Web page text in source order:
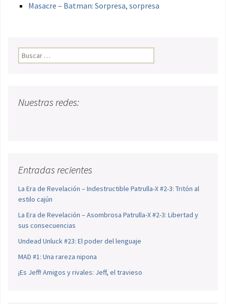
Masacre – Batman: Sorpresa, sorpresa
Buscar:
Nuestras redes:
Entradas recientes
La Era de Revelación – Indestructible Patrulla-X #2-3: Tritón al
estilo cajún
La Era de Revelación – Asombrosa Patrulla-X #2-3: Libertad y
sus consecuencias
Undead Unluck #23: El poder del lenguaje
MAD #1: Una rareza nipona
¡Es Jeff! Amigos y rivales: Jeff, el travieso